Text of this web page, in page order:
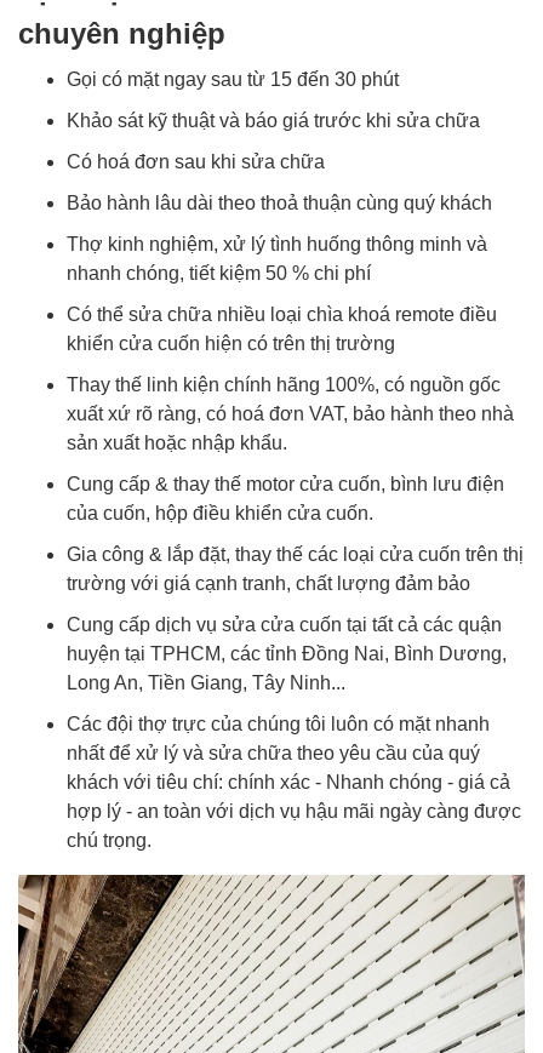
chuyên nghiệp
Gọi có mặt ngay sau từ 15 đến 30 phút
Khảo sát kỹ thuật và báo giá trước khi sửa chữa
Có hoá đơn sau khi sửa chữa
Bảo hành lâu dài theo thoả thuận cùng quý khách
Thợ kinh nghiệm, xử lý tình huống thông minh và
nhanh chóng, tiết kiệm 50 % chi phí
Có thể sửa chữa nhiều loại chìa khoá remote điều
khiển cửa cuốn hiện có trên thị trường
Thay thế linh kiện chính hãng 100%, có nguồn gốc
xuất xứ rõ ràng, có hoá đơn VAT, bảo hành theo nhà
sản xuất hoặc nhập khẩu.
Cung cấp & thay thế motor cửa cuốn, bình lưu điện
của cuốn, hộp điều khiển cửa cuốn.
Gia công & lắp đặt, thay thế các loại cửa cuốn trên thị
trường với giá cạnh tranh, chất lượng đảm bảo
Cung cấp dịch vụ sửa cửa cuốn tại tất cả các quận
huyện tại TPHCM, các tỉnh Đồng Nai, Bình Dương,
Long An, Tiền Giang, Tây Ninh...
Các đội thợ trực của chúng tôi luôn có mặt nhanh
nhất để xử lý và sửa chữa theo yêu cầu của quý
khách với tiêu chí: chính xác - Nhanh chóng - giá cả
hợp lý - an toàn với dịch vụ hậu mãi ngày càng được
chú trọng.